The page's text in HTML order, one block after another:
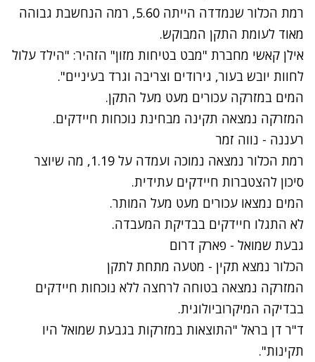
רמת הכלור שנמדדה הייתה 5.60, רמה הנחשבת גבוהה
מאוד לעומת התקן המבוקש.
אילן קאשי מחברת "מבט בטיחות מזון" הזהיר: "הילד עלול
לחוות יובש בעור, גירודים וצריבה וגרד בעיניים".
המים במזרקה עכורים מעט מעל התקן.
המזרקה נמצאה תקינה מבחינת נוכחות חיידקים.
רעננה - נווה זמר
רמת הכלור נמצאה נמוכה ועמדה על 1.19, מה שיוצר
סיכון להצטברות חיידקים עתידית.
המים נמצאו עכורים מעט מעל המותר.
לא התגלו חיידקים בבדיקת המעבדה.
גבעת שמואל - פארק דרום
הכלור נמצא תקין - מטעה מתחת לתקן
המזרקה נמצאה בטוחה לרחצה ללא נוכחות חיידקים
בבדיקה המיקרוביולוגית.
ד"ר דן בראל "התוצאות במזרקות בגבעת שמואל היו
תקינות".